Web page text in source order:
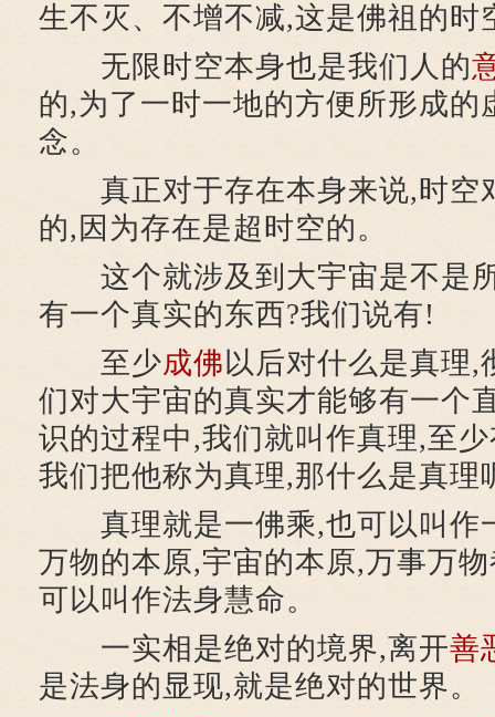
生不灭、不增不减,这是佛祖的时
无限时空本身也是我们人的
的,为了一时一地的方便所形成的
念。
真正对于存在本身来说,时空
的,因为存在是超时空的。
这个就涉及到大宇宙是不是
有一个真实的东西?我们说有!
至少成佛以后对什么是真理,
们对大宇宙的真实才能够有一个
识的过程中,我们就叫作真理,至
我们把他称为真理,那什么是真理
真理就是一佛乘,也可以叫作
万物的本原,宇宙的本原,万事万
可以叫作法身慧命。
一实相是绝对的境界,离开善
是法身的显现,就是绝对的世界。